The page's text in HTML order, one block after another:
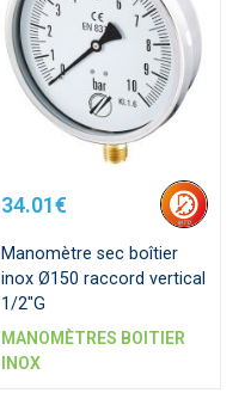
34.01€
Manomètre sec boîtier
inox Ø150 raccord vertical
1/2"G
MANOMÈTRES BOITIER
INOX